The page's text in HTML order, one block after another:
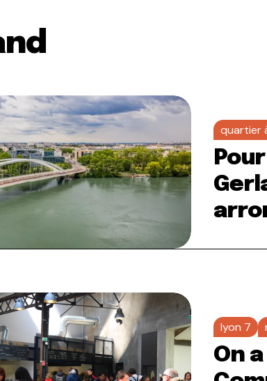
quartier
lyon 7
On